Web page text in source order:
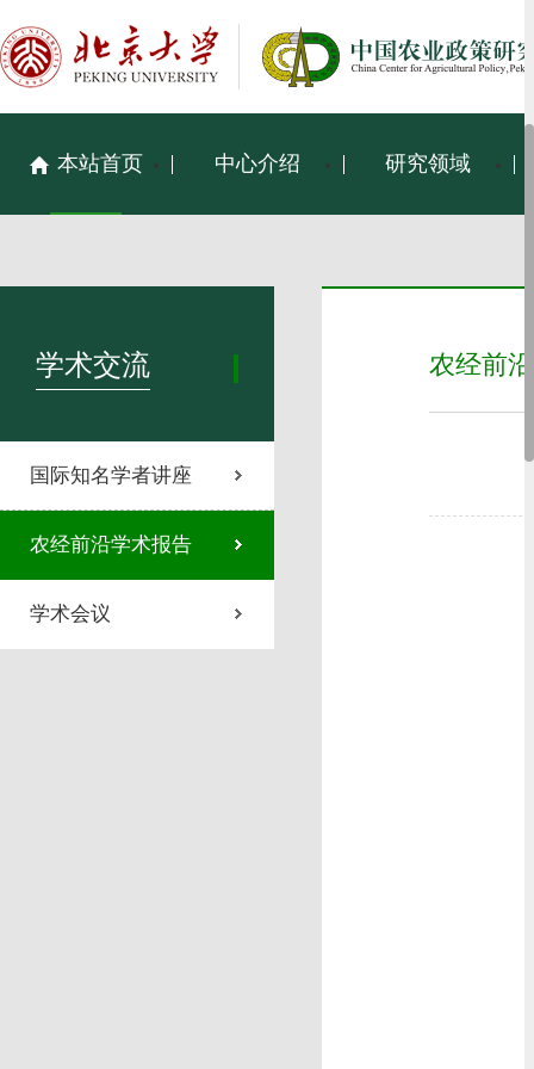
本站首页 中心介绍 研究领域
学术交流
国际知名学者讲座
农经前沿学术报告
学术会议
农经前